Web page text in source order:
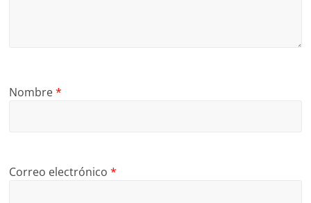
Nombre*
Correo electrónico*